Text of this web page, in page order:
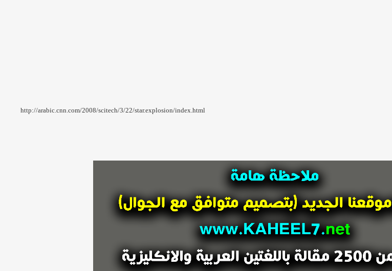
http://arabic.cnn.com/2008/scitech/3/22/star.explosion/index.html